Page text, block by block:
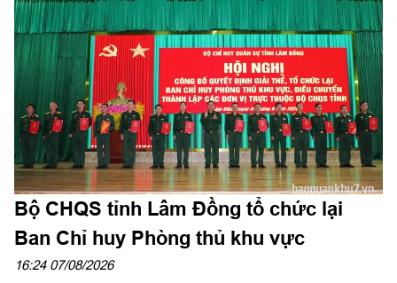
triển kinh tế biển cũng đặt ra yêu cầu cao trong quản lý hoạt
động khai thác thủy sản. Trong cuộc chiến chống khai thác hải
sản bất hợp pháp, không báo cáo và không theo quy định
(IUU), Bộ đội Biên phòng (BĐBP) tỉnh Lâm Đồng đang phát huy
vai trò nòng cốt, góp phần xây dựng nghề cá hiện đại, có trách
nhiệm và phát triển bền vững.
Bộ CHQS tỉnh Lâm Đồng tổ chức lại
Ban Chỉ huy Phòng thủ khu vực
16:24 07/08/2026